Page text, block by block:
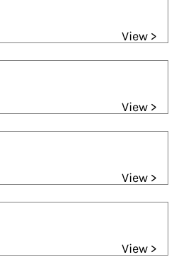
View >
View >
View >
View >